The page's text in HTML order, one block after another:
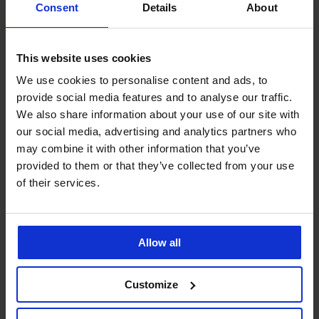
Consent Details About
This website uses cookies
We use cookies to personalise content and ads, to
provide social media features and to analyse our traffic.
We also share information about your use of our site with
our social media, advertising and analytics partners who
may combine it with other information that you’ve
provided to them or that they’ve collected from your use
of their services.
Allow all
Customize
Výprodej -30%
5
BESTSELLER
Bavlněné pyžamo Dream
Sleva
489 Kč 699 Kč
Pyžamo Timeless Dream
krátké
799 Kč
639 KčkódGET20